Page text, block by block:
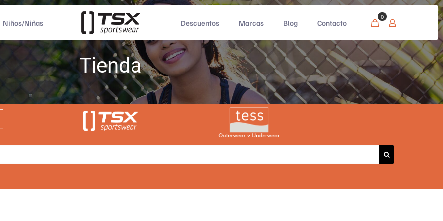
Niños/Niñas Descuentos Marcas Blog Contacto
0
Tienda